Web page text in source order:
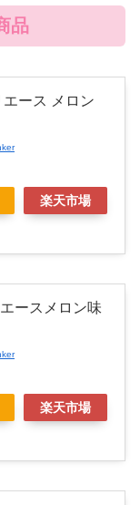
品
ース メロン
楽天市場
ースメロン味
楽天市場